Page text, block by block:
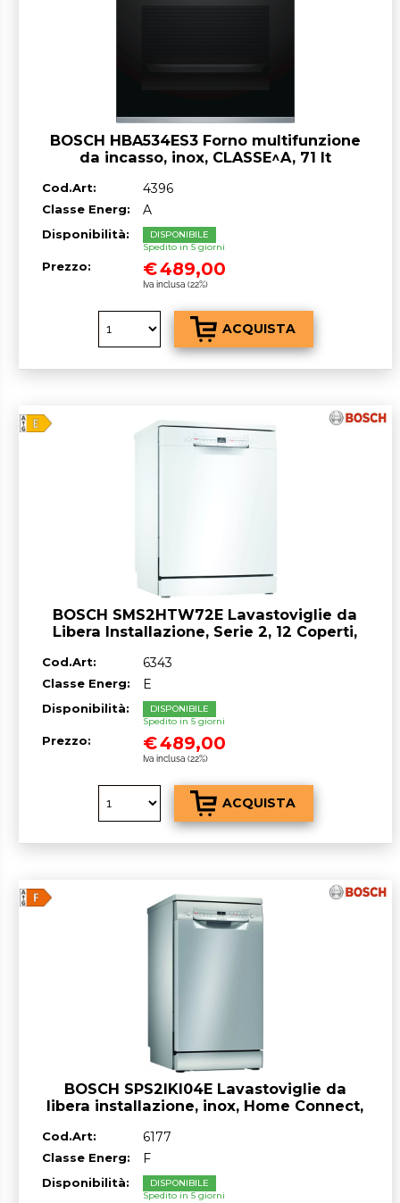
BOSCH HBA534ES3 Forno multifunzione
da incasso, inox, CLASSE^A, 71 lt
Cod.Art: 4396
Classe Energ: A
Disponibilità:
DISPONIBILE
Spedito in 5 giorni
Prezzo: €489,00
Iva inclusa (22%)
BOSCH SMS2HTW72E Lavastoviglie da
Libera Installazione, Serie 2, 12 Coperti,
Cod.Art: 6343
Classe Energ: E
Disponibilità:
DISPONIBILE
Spedito in 5 giorni
Prezzo: €489,00
Iva inclusa (22%)
BOSCH SPS2IKI04E Lavastoviglie da
libera installazione, inox, Home Connect,
Cod.Art: 6177
Classe Energ: F
Disponibilità:
DISPONIBILE
Spedito in 5 giorni